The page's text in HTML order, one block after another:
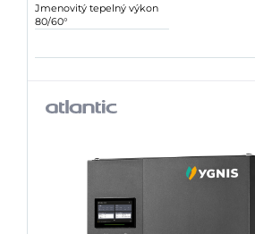
Jmenovitý tepelný výkon
80/60°